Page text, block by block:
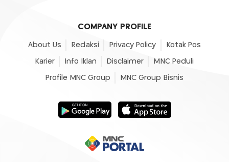
COMPANY PROFILE
About Us Redaksi Privacy Policy Kotak Pos
Karier Info Iklan Disclaimer MNC Peduli
Profile MNC Group MNC Group Bisnis